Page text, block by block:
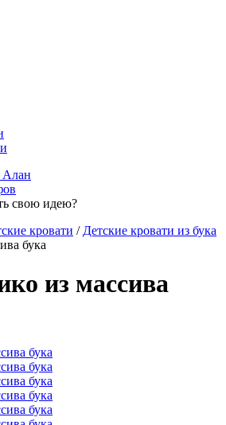
кровати / Детские кровати из бука
бука
из массива